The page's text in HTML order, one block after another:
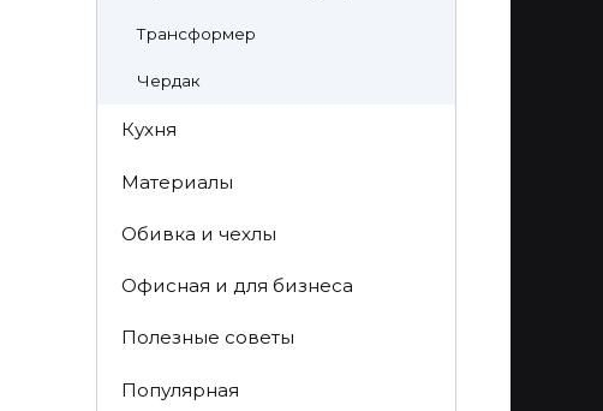
Трансформер
Чердак
Кухня
Материалы
Обивка и чехлы
Офисная и для бизнеса
Полезные советы
Популярная